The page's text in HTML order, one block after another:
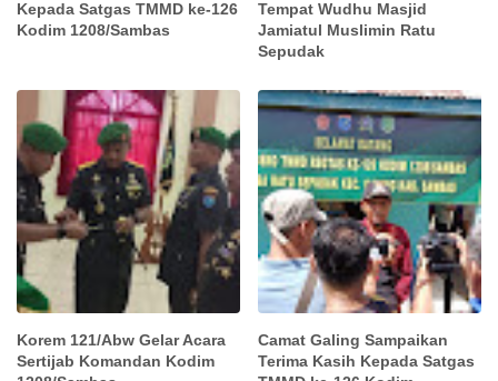
Kepada Satgas TMMD ke-126
Kodim 1208/Sambas
Tempat Wudhu Masjid
Jamiatul Muslimin Ratu
Sepudak
Korem 121/Abw Gelar Acara
Sertijab Komandan Kodim
Camat Galing Sampaikan
Terima Kasih Kepada Satgas